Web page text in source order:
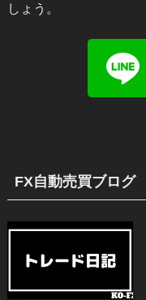
しょう。
FX自動売買ブログ